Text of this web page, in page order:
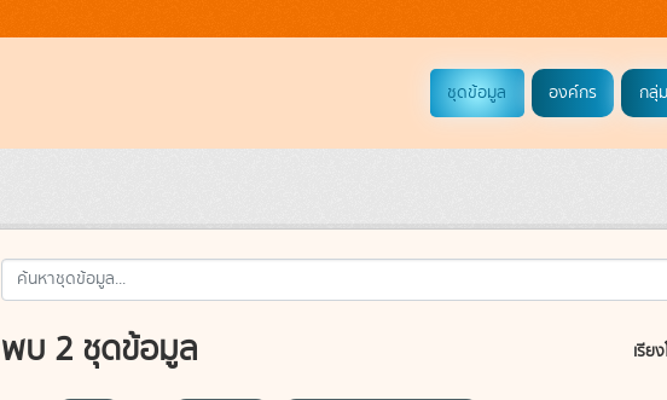
ชุดข้อมูล องค์กร กลุ่ม
เรีย
พบ 2 ชุดข้อมูล